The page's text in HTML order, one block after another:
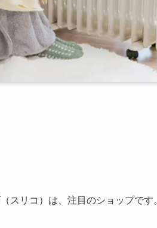
スリコ）は、注目のショップです。